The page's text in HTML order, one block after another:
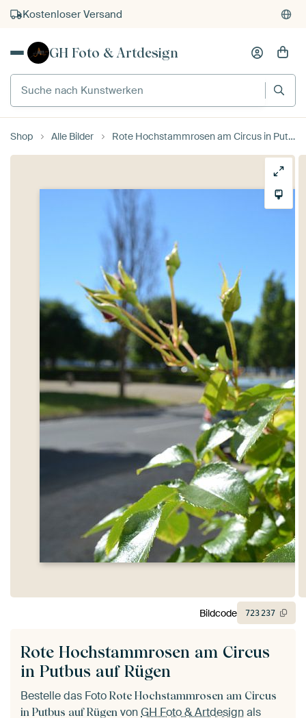
Kostenloser Versand
Kauf auf Rechnung
GH Foto & Artdesign
Suche nach Kunstwerken
Shop Alle Bilder Rote Hochstammrosen am Circus in Putbus auf Rügen
Rote Hochstammrosen am Circus
in Putbus auf Rügen
Bestelle das Foto Rote Hochstammrosen am Circus
in Putbus auf Rügen vonGH Foto & Artdesignals
Bildcode 723237